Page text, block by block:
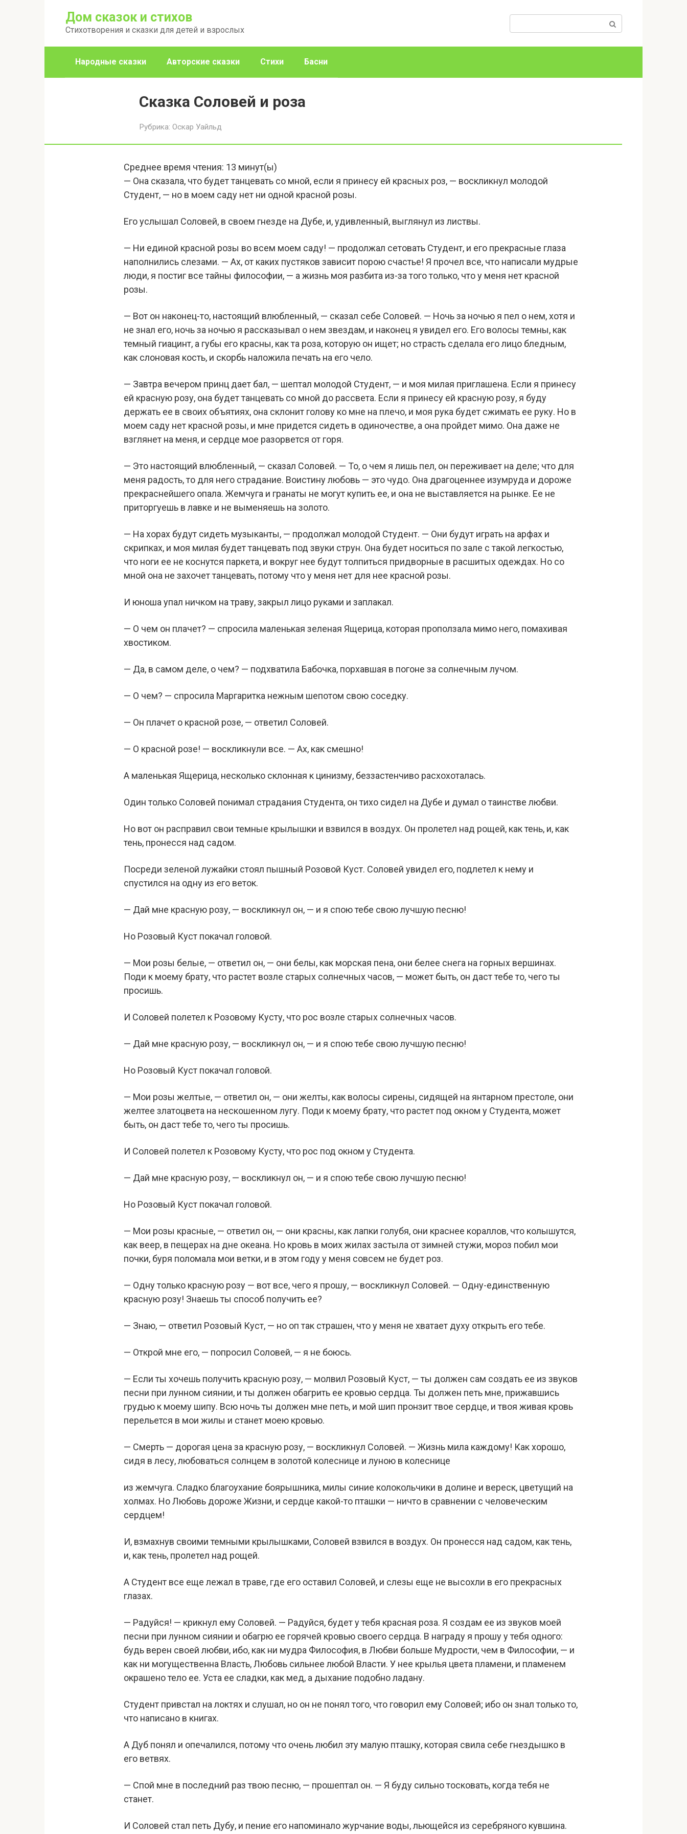
Дом сказок и стихов
Стихотворения и сказки для детей и взрослых
Народные сказки Авторские сказки Стихи Басни
Сказка Соловей и роза
Рубрика: Оскар Уайльд
Среднее время чтения: 13 минут(ы)
— Она сказала, что будет танцевать со мной, если я принесу ей красных роз, — воскликнул молодой
Студент, — но в моем саду нет ни одной красной розы.
Его услышал Соловей, в своем гнезде на Дубе, и, удивленный, выглянул из листвы.
— Ни единой красной розы во всем моем саду! — продолжал сетовать Студент, и его прекрасные глаза
наполнились слезами. — Ах, от каких пустяков зависит порою счастье! Я прочел все, что написали мудрые
люди, я постиг все тайны философии, — а жизнь моя разбита из-за того только, что у меня нет красной
розы.
— Вот он наконец-то, настоящий влюбленный, — сказал себе Соловей. — Ночь за ночью я пел о нем, хотя и
не знал его, ночь за ночью я рассказывал о нем звездам, и наконец я увидел его. Его волосы темны, как
темный гиацинт, а губы его красны, как та роза, которую он ищет; но страсть сделала его лицо бледным,
как слоновая кость, и скорбь наложила печать на его чело.
— Завтра вечером принц дает бал, — шептал молодой Студент, — и моя милая приглашена. Если я принесу
ей красную розу, она будет танцевать со мной до рассвета. Если я принесу ей красную розу, я буду
держать ее в своих объятиях, она склонит голову ко мне на плечо, и моя рука будет сжимать ее руку. Но в
моем саду нет красной розы, и мне придется сидеть в одиночестве, а она пройдет мимо. Она даже не
взглянет на меня, и сердце мое разорвется от горя.
— Это настоящий влюбленный, — сказал Соловей. — То, о чем я лишь пел, он переживает на деле; что для
меня радость, то для него страдание. Воистину любовь — это чудо. Она драгоценнее изумруда и дороже
прекраснейшего опала. Жемчуга и гранаты не могут купить ее, и она не выставляется на рынке. Ее не
приторгуешь в лавке и не выменяешь на золото.
— На хорах будут сидеть музыканты, — продолжал молодой Студент. — Они будут играть на арфах и
скрипках, и моя милая будет танцевать под звуки струн. Она будет носиться по зале с такой легкостью,
что ноги ее не коснутся паркета, и вокруг нее будут толпиться придворные в расшитых одеждах. Но со
мной она не захочет танцевать, потому что у меня нет для нее красной розы.
И юноша упал ничком на траву, закрыл лицо руками и заплакал.
— О чем он плачет? — спросила маленькая зеленая Ящерица, которая проползала мимо него, помахивая
хвостиком.
— Да, в самом деле, о чем? — подхватила Бабочка, порхавшая в погоне за солнечным лучом.
— О чем? — спросила Маргаритка нежным шепотом свою соседку.
— Он плачет о красной розе, — ответил Соловей.
— О красной розе! — воскликнули все. — Ах, как смешно!
А маленькая Ящерица, несколько склонная к цинизму, беззастенчиво расхохоталась.
Один только Соловей понимал страдания Студента, он тихо сидел на Дубе и думал о таинстве любви.
Но вот он расправил свои темные крылышки и взвился в воздух. Он пролетел над рощей, как тень, и, как
тень, пронесся над садом.
Посреди зеленой лужайки стоял пышный Розовой Куст. Соловей увидел его, подлетел к нему и
спустился на одну из его веток.
— Дай мне красную розу, — воскликнул он, — и я спою тебе свою лучшую песню!
Но Розовый Куст покачал головой.
— Мои розы белые, — ответил он, — они белы, как морская пена, они белее снега на горных вершинах.
Поди к моему брату, что растет возле старых солнечных часов, — может быть, он даст тебе то, чего ты
просишь.
И Соловей полетел к Розовому Кусту, что рос возле старых солнечных часов.
— Дай мне красную розу, — воскликнул он, — и я спою тебе свою лучшую песню!
Но Розовый Куст покачал головой.
— Мои розы желтые, — ответил он, — они желты, как волосы сирены, сидящей на янтарном престоле, они
желтее златоцвета на нескошенном лугу. Поди к моему брату, что растет под окном у Студента, может
быть, он даст тебе то, чего ты просишь.
И Соловей полетел к Розовому Кусту, что рос под окном у Студента.
— Дай мне красную розу, — воскликнул он, — и я спою тебе свою лучшую песню!
Но Розовый Куст покачал головой.
— Мои розы красные, — ответил он, — они красны, как лапки голубя, они краснее кораллов, что колышутся,
как веер, в пещерах на дне океана. Но кровь в моих жилах застыла от зимней стужи, мороз побил мои
почки, буря поломала мои ветки, и в этом году у меня совсем не будет роз.
— Одну только красную розу — вот все, чего я прошу, — воскликнул Соловей. — Одну-единственную
красную розу! Знаешь ты способ получить ее?
— Знаю, — ответил Розовый Куст, — но оп так страшен, что у меня не хватает духу открыть его тебе.
— Открой мне его, — попросил Соловей, — я не боюсь.
— Если ты хочешь получить красную розу, — молвил Розовый Куст, — ты должен сам создать ее из звуков
песни при лунном сиянии, и ты должен обагрить ее кровью сердца. Ты должен петь мне, прижавшись
грудью к моему шипу. Всю ночь ты должен мне петь, и мой шип пронзит твое сердце, и твоя живая кровь
перельется в мои жилы и станет моею кровью.
— Смерть — дорогая цена за красную розу, — воскликнул Соловей. — Жизнь мила каждому! Как хорошо,
сидя в лесу, любоваться солнцем в золотой колеснице и луною в колеснице
из жемчуга. Сладко благоухание боярышника, милы синие колокольчики в долине и вереск, цветущий на
холмах. Но Любовь дороже Жизни, и сердце какой-то пташки — ничто в сравнении с человеческим
сердцем!
И, взмахнув своими темными крылышками, Соловей взвился в воздух. Он пронесся над садом, как тень,
и, как тень, пролетел над рощей.
А Студент все еще лежал в траве, где его оставил Соловей, и слезы еще не высохли в его прекрасных
глазах.
— Радуйся! — крикнул ему Соловей. — Радуйся, будет у тебя красная роза. Я создам ее из звуков моей
песни при лунном сиянии и обагрю ее горячей кровью своего сердца. В награду я прошу у тебя одного:
будь верен своей любви, ибо, как ни мудра Философия, в Любви больше Мудрости, чем в Философии, — и
как ни могущественна Власть, Любовь сильнее любой Власти. У нее крылья цвета пламени, и пламенем
окрашено тело ее. Уста ее сладки, как мед, а дыхание подобно ладану.
Студент привстал на локтях и слушал, но он не понял того, что говорил ему Соловей; ибо он знал только то,
что написано в книгах.
А Дуб понял и опечалился, потому что очень любил эту малую пташку, которая свила себе гнездышко в
его ветвях.
— Спой мне в последний раз твою песню, — прошептал он. — Я буду сильно тосковать, когда тебя не
станет.
И Соловей стал петь Дубу, и пение его напоминало журчание воды, льющейся из серебряного кувшина.